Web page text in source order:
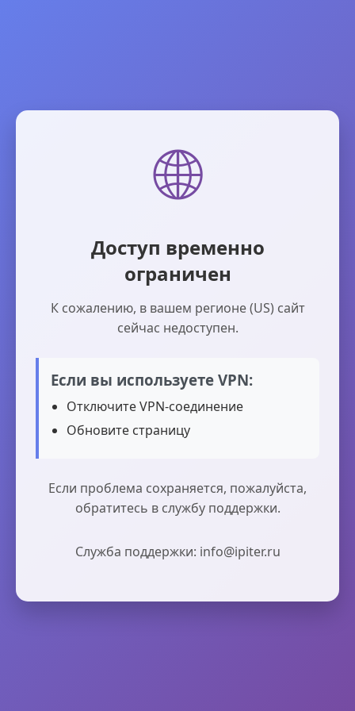
🌐
Доступ временно
ограничен
К сожалению, в вашем регионе (US) сайт
сейчас недоступен.
Если вы используете VPN:
Отключите VPN-соединение
Обновите страницу
Если проблема сохраняется, пожалуйста,
обратитесь в службу поддержки.
Служба поддержки: info@ipiter.ru